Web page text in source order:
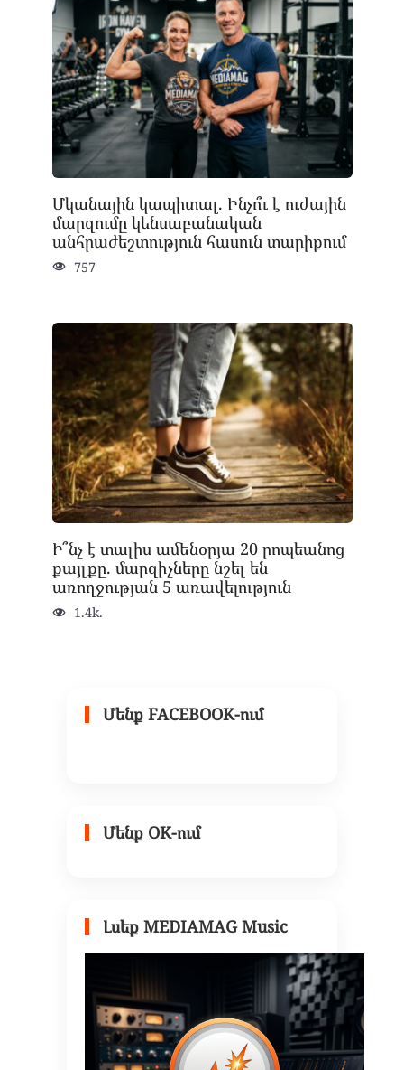
Մկանային կապիտալ. Ինչո՞ւ է ուժային
մարզումը կենսաբանական
անհրաժեշտություն հասուն տարիքում
757
Ի՞նչ է տալիս ամենօրյա 20 րոպեանոց
քայլքը. մարզիչները նշել են
առողջության 5 առավելություն
1.4k.
Մենք FACEBOOK-ում
Մենք OK-ում
Լսեք MEDIAMAG Music